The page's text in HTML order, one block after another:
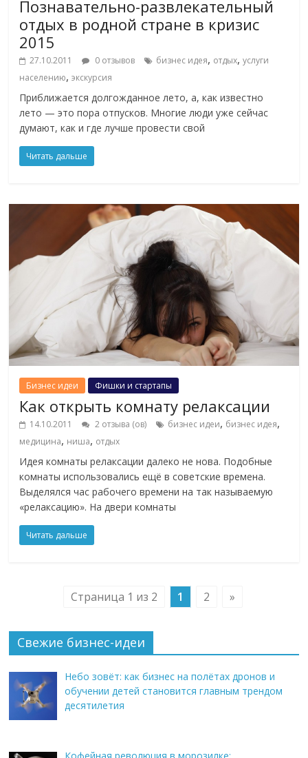
Познавательно-развлекательный
отдых в родной стране в кризис
2015
27.10.2011 0 отзывов бизнес идея, отдых,услуги
населению,экскурсия
Приближается долгожданное лето, а, как известно
лето — это пора отпусков. Многие люди уже сейчас
думают, как и где лучше провести свой
Читать дальше
Бизнес идеи Фишки и стартапы
Как открыть комнату релаксации
14.10.2011 2 отзыва (ов) бизнес идеи, бизнес идея,
медицина, ниша, отдых
Идея комнаты релаксации далеко не нова. Подобные
комнаты использовались ещё в советские времена.
Выделялся час рабочего времени на так называемую
«релаксацию». На двери комнаты
Читать дальше
Страница 1 из 2 1 2 »
Свежие бизнес-идеи
Небо зовёт: как бизнес на полётах дронов и
обучении детей становится главным трендом
десятилетия